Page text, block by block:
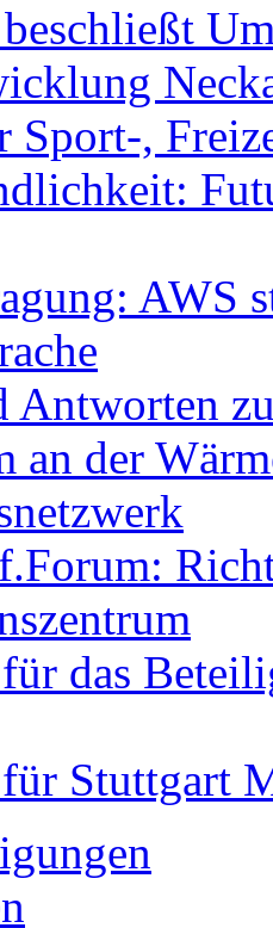
,
AWS
Antworten
an der
das
Stuttgart